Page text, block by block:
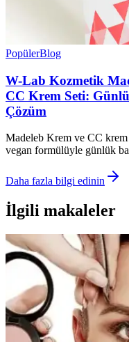
PopülerBlog
W-Lab Kozmetik
CC Krem Seti:
Çözüm
Madeleb Krem ve CC
vegan formülüyle günlük
Daha fazla bilgi edinin
İlgili makaleler